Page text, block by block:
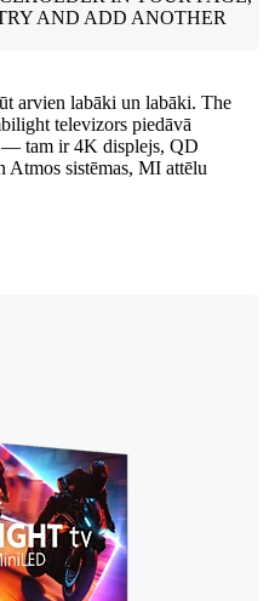
arvien labāki un labāki. The
televizors piedāvā
— tam ir 4K displejs, QD
sistēmas, MI attēlu